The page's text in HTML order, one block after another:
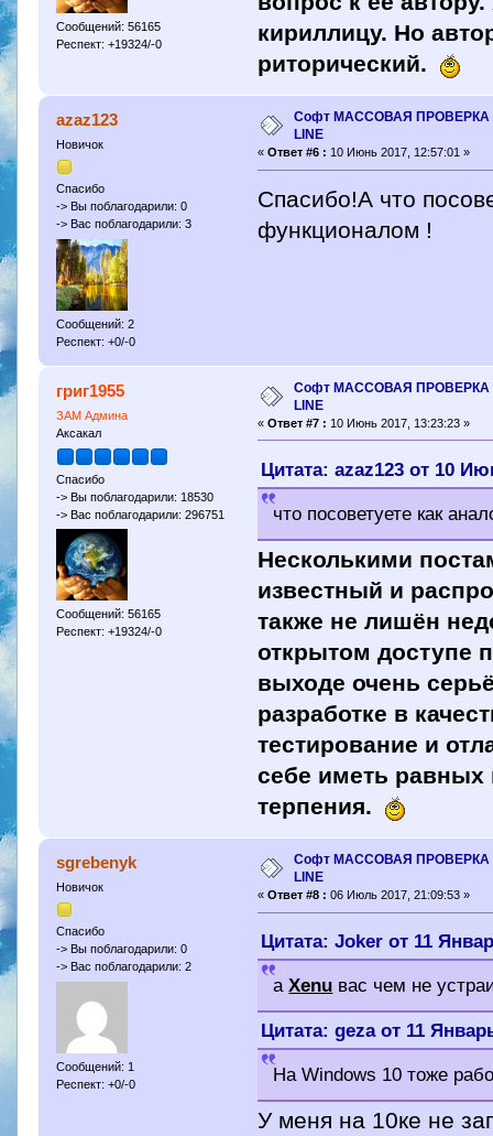
Сообщений: 56165
Респект: +19324/-0
кириллицу. Но
риторический.
azaz123
Новичок
Спасибо
-> Вы поблагодарили: 0
-> Вас поблагодарили: 3
Сообщений: 2
Респект: +0/-0
Софт МАССОВАЯ ПРОВЕРКА
LINE
«Ответ #6 : 10 Июнь 2017, 12:57:01 »
Спасибо!А что
функционалом !
григ1955
ЗАМ Админа
Аксакал
Спасибо
-> Вы поблагодарили: 18530
-> Вас поблагодарили: 296751
Сообщений: 56165
Респект: +19324/-0
Софт МАССОВАЯ ПРОВЕРКА
LINE
«Ответ #7 : 10 Июнь 2017, 13:23:23 »
Цитата: azaz123 от 10
что посоветуете как
Несколькими
известный и
также не лишён
открытом доступе
выходе очень
разработке в
тестирование и
себе иметь равных
терпения.
sgrebenyk
Новичок
Спасибо
-> Вы поблагодарили: 0
-> Вас поблагодарили: 2
Сообщений: 1
Респект: +0/-0
Софт МАССОВАЯ ПРОВЕРКА
LINE
«Ответ #8 : 06 Июль 2017, 21:09:53 »
Цитата: Joker от 11
aXenu вас чем не
Цитата: geza от 11
На Windows 10 тоже
У меня на 10ке не